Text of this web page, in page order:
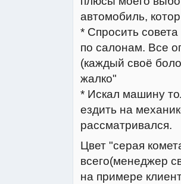
автомобиль,
* Спросить
по салонам. Все
(каждый своё
жалко"
* Искал машину
ездить на
рассматривался.
Цвет "серая
всего(менеджер
на примере